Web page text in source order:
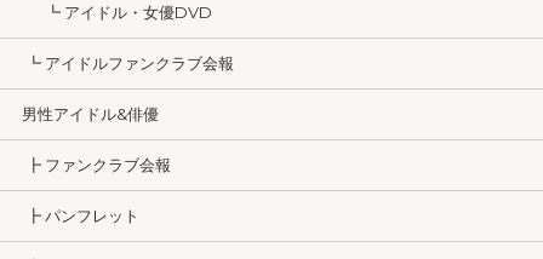
┗ アイドル・女優DVD
┗ アイドルファンクラブ会報
男性アイドル&俳優
┣ ファンクラブ会報
┣ パンフレット